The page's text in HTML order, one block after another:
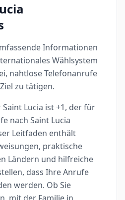
Informationen
Wählsystem
nahtlose Telefonanrufe
zu tätigen.
Lucia ist +1, der für
nach Saint Lucia
Leitfaden enthält
praktische
Ländern und hilfreiche
dass Ihre Anrufe
werden. Ob Sie